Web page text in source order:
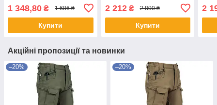
1 348,80 ₴ 1 686 ₴
Купити
2 212₴ 2 800 ₴
Купити
2
Акційні пропозиції та новинки
–20% –20%